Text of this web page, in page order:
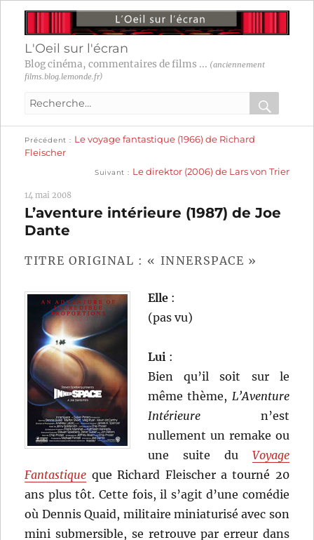
L'Oeil sur l'écran
Blog cinéma, commentaires de films ... (anciennement
films.blog.lemonde.fr)
Recherche
:
OK
Navigation
l’article
Précédent
précédente :
Le voyage fantastique (1966) de Richard
Fleischer
Suivant
suivante :
Le direktor (2006) de Lars von Trier
14 mai 2008
L’aventure intérieure (1987) de Joe
Dante
TITRE ORIGINAL : « INNERSPACE »
Elle :
(pas vu)
Lui :
Bien qu’il soit sur le
même thème, L’Aventure
Intérieure n’est
nullement un remake ou
une suite du Voyage
Fantastique que Richard Fleischer a tourné 20
ans plus tôt. Cette fois, il s’agit d’une comédie
où Dennis Quaid, militaire miniaturisé avec son
mini submersible, se retrouve par erreur dans